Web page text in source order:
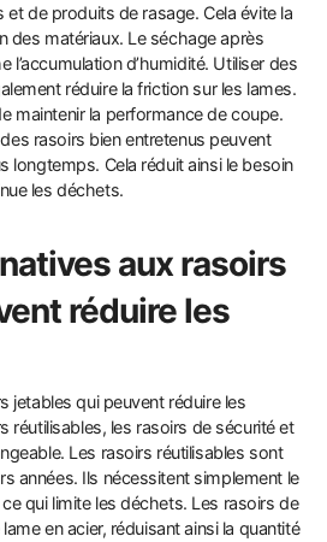
et de produits de rasage. Cela évite la
des matériaux. Le séchage après
l’accumulation d’humidité. Utiliser des
réduire la friction sur les lames.
maintenir la performance de coupe.
rasoirs bien entretenus peuvent
longtemps. Cela réduit ainsi le besoin
les déchets.
aux rasoirs
réduire les
jetables qui peuvent réduire les
réutilisables, les rasoirs de sécurité et
Les rasoirs réutilisables sont
années. Ils nécessitent simplement le
qui limite les déchets. Les rasoirs de
en acier, réduisant ainsi la quantité